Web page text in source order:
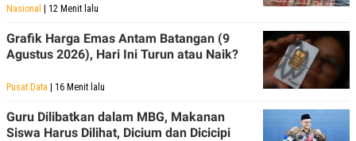
Nasional | 12 Menit lalu
Grafik Harga Emas Antam Batangan (9
Agustus 2026), Hari Ini Turun atau Naik?
Pusat Data | 16 Menit lalu
Guru Dilibatkan dalam MBG, Makanan
Siswa Harus Dilihat, Dicium dan Dicicipi